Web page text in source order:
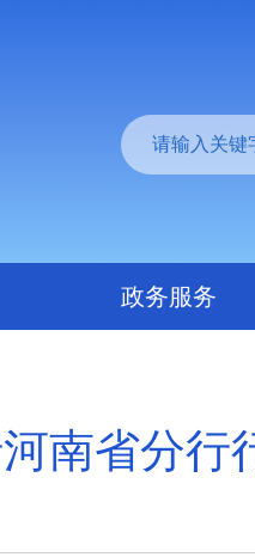
政务服务
南省分行